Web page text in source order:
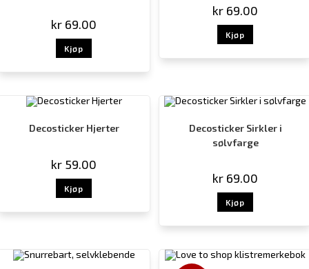
kr 69.00
Kjøp
kr 69.00
Kjøp
Decosticker Hjerter
kr 59.00
Kjøp
Decosticker Sirkler i
sølvfarge
kr 69.00
Kjøp